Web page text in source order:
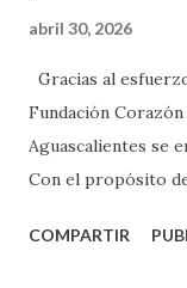
abril 30, 2026
Gracias al
Fundación
Aguascalientes se
Con el propósito
municipal, Leo
COMPARTIR